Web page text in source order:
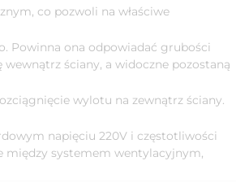
co pozwoli na właściwe
Powinna ona odpowiadać grubości
ściany, a widoczne pozostaną
wylotu na zewnątrz ściany.
napięciu 220V i częstotliwości
między systemem wentylacyjnym,